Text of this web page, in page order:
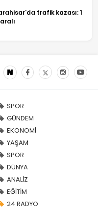
trafik kazası: 1
SPOR
GÜNDEM
EKONOMİ
YAŞAM
SPOR
DÜNYA
ANALİZ
EĞİTİM
24 RADYO